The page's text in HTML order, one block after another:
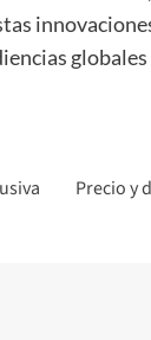
Precio y